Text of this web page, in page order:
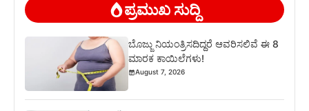
ಪ್ರಮುಖ ಸುದ್ದಿ
ಬೊಜ್ಜು ನಿಯಂತ್ರಿಸದಿದ್ದರೆ ಆವರಿಸಲಿವೆ ಈ 8
ಮಾರಕ ಕಾಯಿಲೆಗಳು!
August 7, 2026